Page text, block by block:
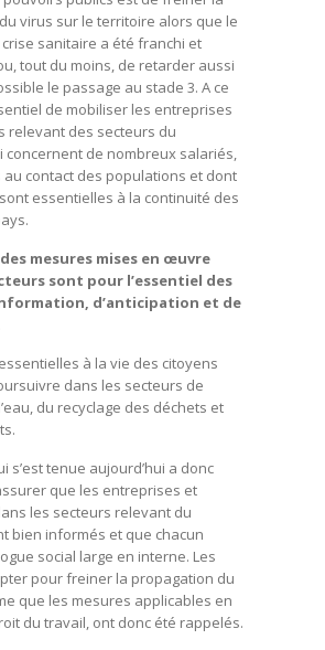
virus sur le territoire alors que le
sanitaire a été franchi et
tout du moins, de retarder aussi
le passage au stade 3. A ce
de mobiliser les entreprises
relevant des secteurs du
concernent de nombreux salariés,
au contact des populations et dont
essentielles à la continuité des
mesures mises en œuvre
sont pour l’essentiel des
d’anticipation et de
à la vie des citoyens
dans les secteurs de
du recyclage des déchets et
s’est tenue aujourd’hui a donc
que les entreprises et
les secteurs relevant du
bien informés et que chacun
social large en interne. Les
pour freiner la propagation du
que les mesures applicables en
du travail, ont donc été rappelés.